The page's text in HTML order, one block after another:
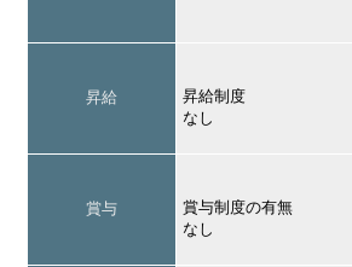
昇給
昇給制度
なし
賞与
賞与制度の有無
なし